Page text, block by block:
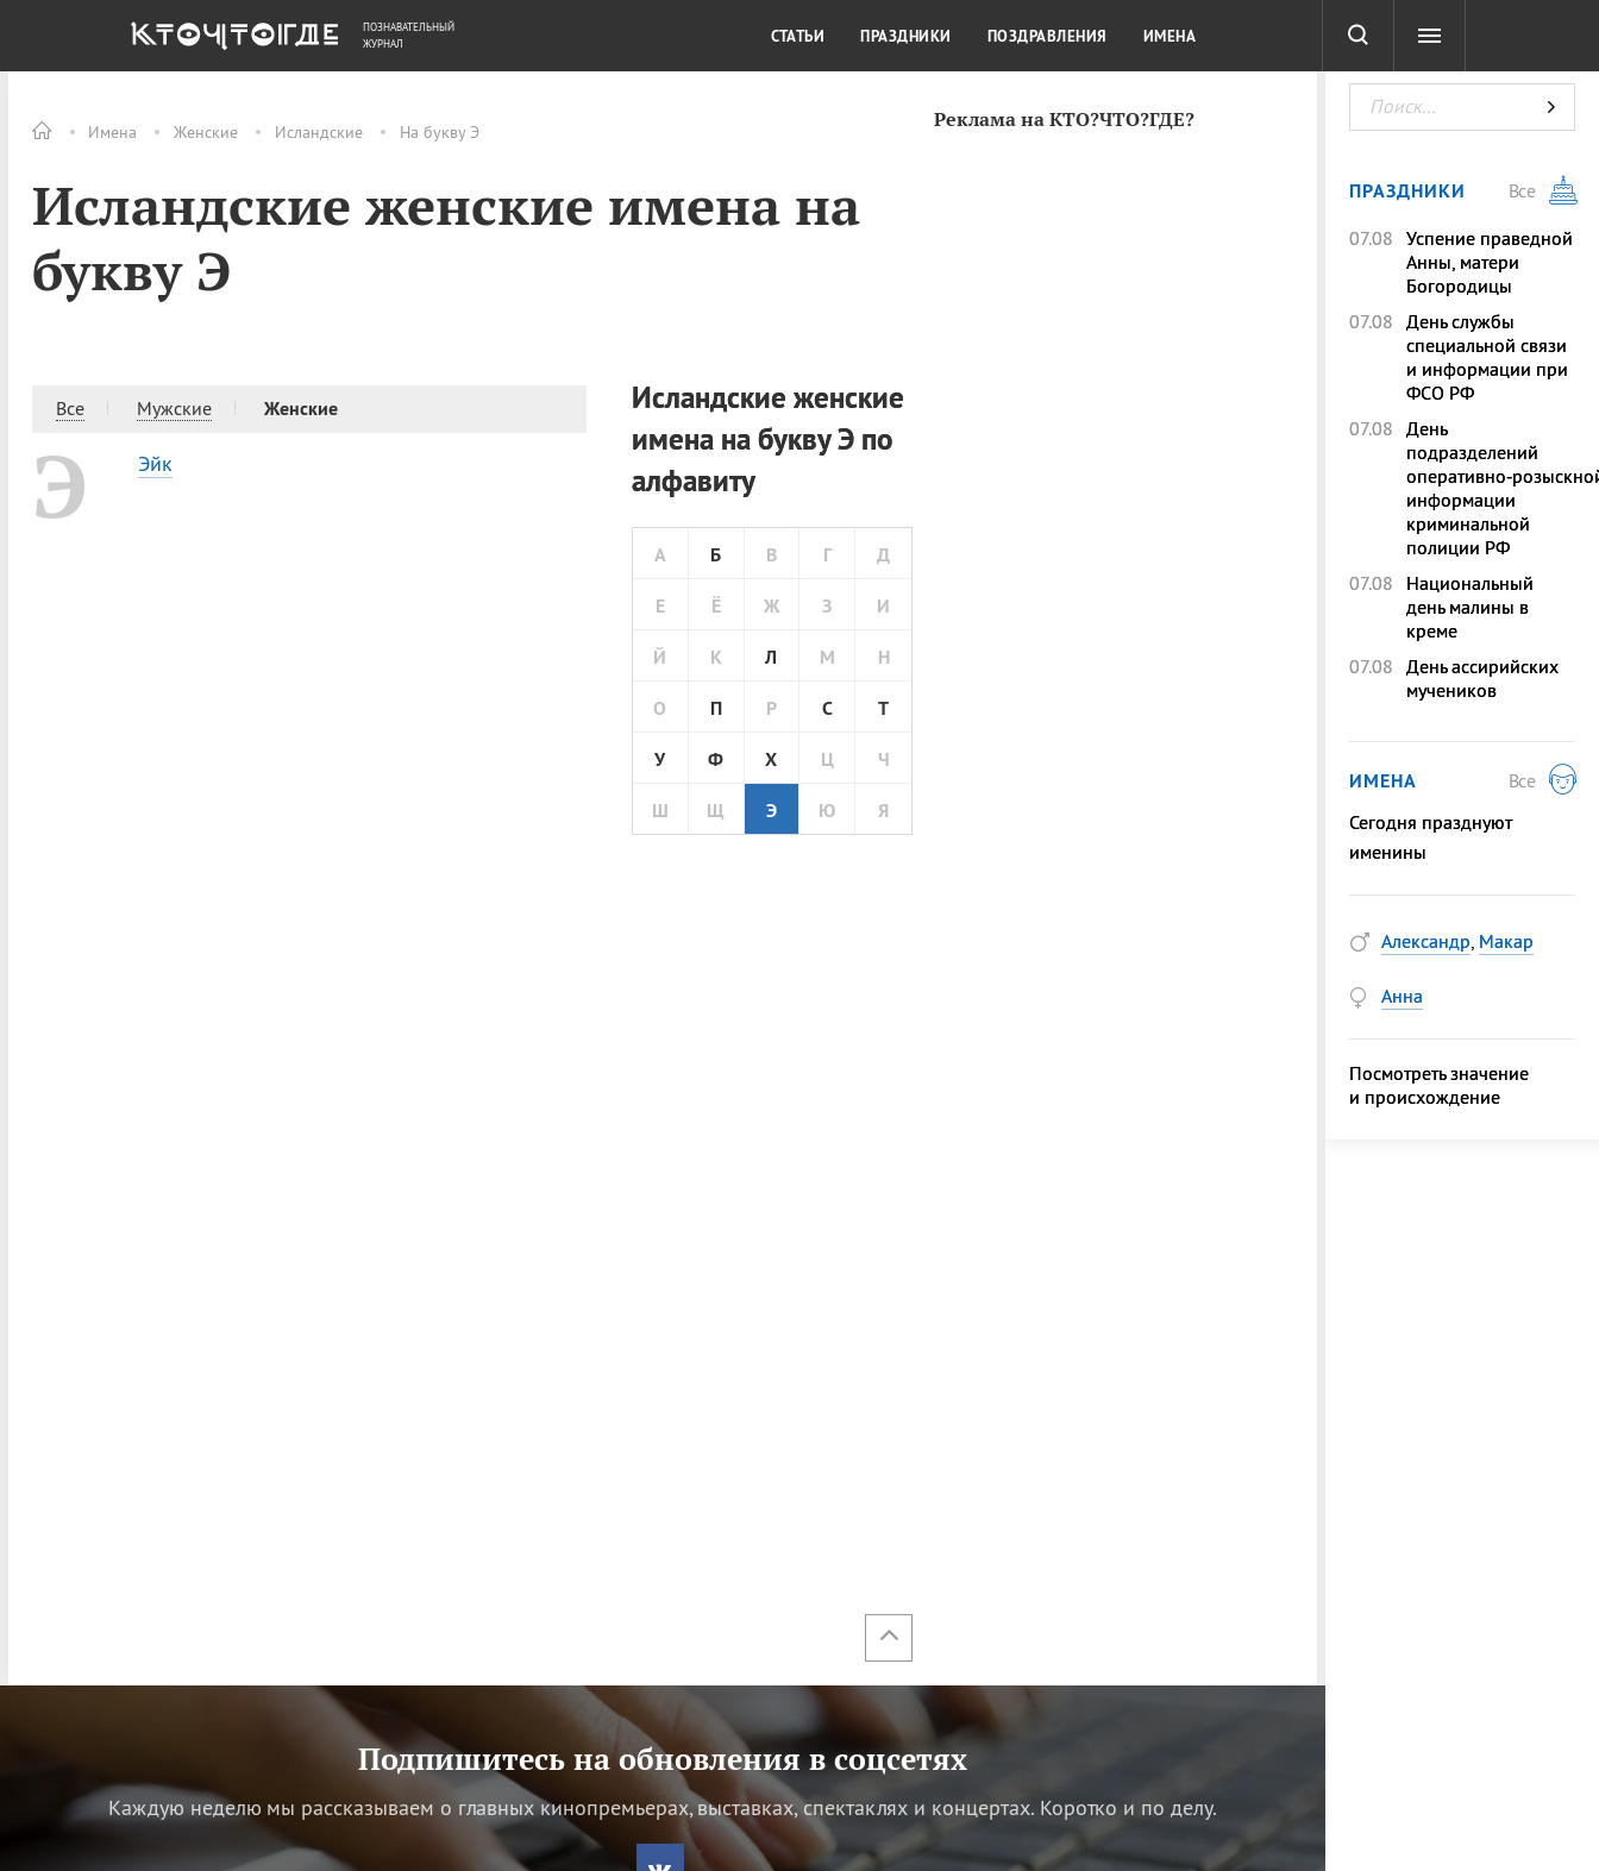
Имена Женские Исландские На букву Э
Исландские женские имена на
букву Э
Все Мужские Женские
Исландские женские
имена на букву Э по
алфавиту
А Б В Г Д
Е Ё Ж З И
Й К Л М Н
О П Р С Т
У Ф Х Ц Ч
Ш Щ Э Ю Я
Э Эйк
Реклама на КТО?ЧТО?ГДЕ?
Подпишитесь на обновления в соцсетях
Каждую неделю мы рассказываем о главных кинопремьерах, выставках, спектаклях и концертах. Коротко и по делу.
ОБЩЕСТВО ДЕНЬГИ КУЛЬТУРА КРАСОТА ТЕСТЫ
ПОЗНАВАТЕЛЬНЫЙ
ЖУРНАЛ
СТАТЬИ ПРАЗДНИКИ ПОЗДРАВЛЕНИЯ ИМЕНА
ПРАЗДНИКИ
Все
07.08 Успение праведной
Анны, матери
Богородицы
07.08 День службы
специальной связи
и информации при
ФСО РФ
07.08 День
подразделений
информации
криминальной
полиции РФ
07.08
Национальный
день малины в
креме
07.08 День ассирийских
мучеников
ИМЕНА
Все
Сегодня празднуют
именины
Александр, Макар
Анна
Посмотреть значение
и происхождение